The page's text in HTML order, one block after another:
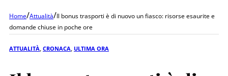
Home/Attualità/Il bonus trasporti è di nuovo un fiasco: risorse esaurite e
domande chiuse in poche ore
ATTUALITÀ CRONACA ULTIMA ORA